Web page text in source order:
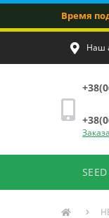
Время
Наш